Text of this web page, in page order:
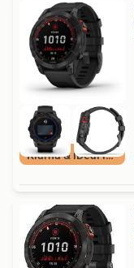
Klarna & iDeal in3